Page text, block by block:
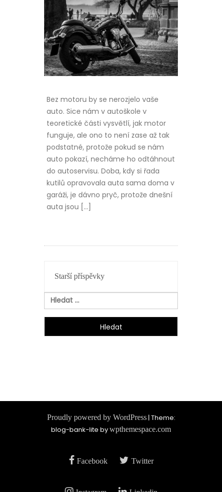
Bez motoru by se nerozjelo vaše
auto. Sice nám v autoškole v
teoretické části vysvětlí, jak motor
funguje, ale ono to není zase až tak
podstatné, protože pokud se nám
auto pokazí, necháme ho odtáhnout
do autoservisu. Doba, kdy si řada
kutilů opravovala auta sama doma v
garáži, je dávno pryč, protože dnešní
auta jsou […]
PRO
PŘÍSPĚVKY
Starší příspěvky
Vyhledávání
Proudly powered by WordPress | Theme:
blog-bank-lite bywpthemespace.com
Facebook Twitter